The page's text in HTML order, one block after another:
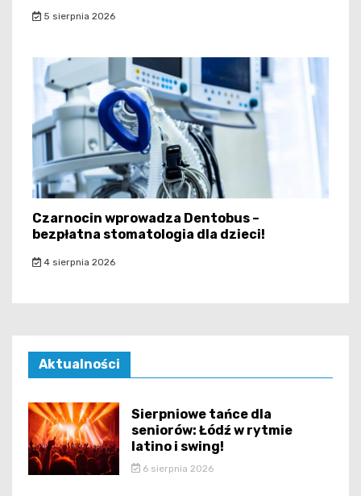
5 sierpnia 2026
Czarnocin wprowadza Dentobus –
bezpłatna stomatologia dla dzieci!
4 sierpnia 2026
Aktualności
Sierpniowe tańce dla
seniorów: Łódź w rytmie
latino i swing!
6 sierpnia 2026